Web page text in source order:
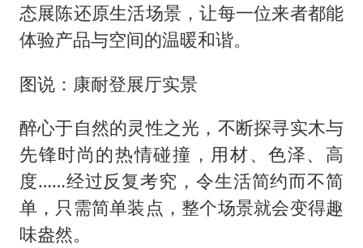
态展陈还原生活场景，让每一位来者都能
体验产品与空间的温暖和谐。
图说：康耐登展厅实景
醉心于自然的灵性之光，不断探寻实木与
先锋时尚的热情碰撞，用材、色泽、高
度……经过反复考究，令生活简约而不简
单，只需简单装点，整个场景就会变得趣
味盎然。